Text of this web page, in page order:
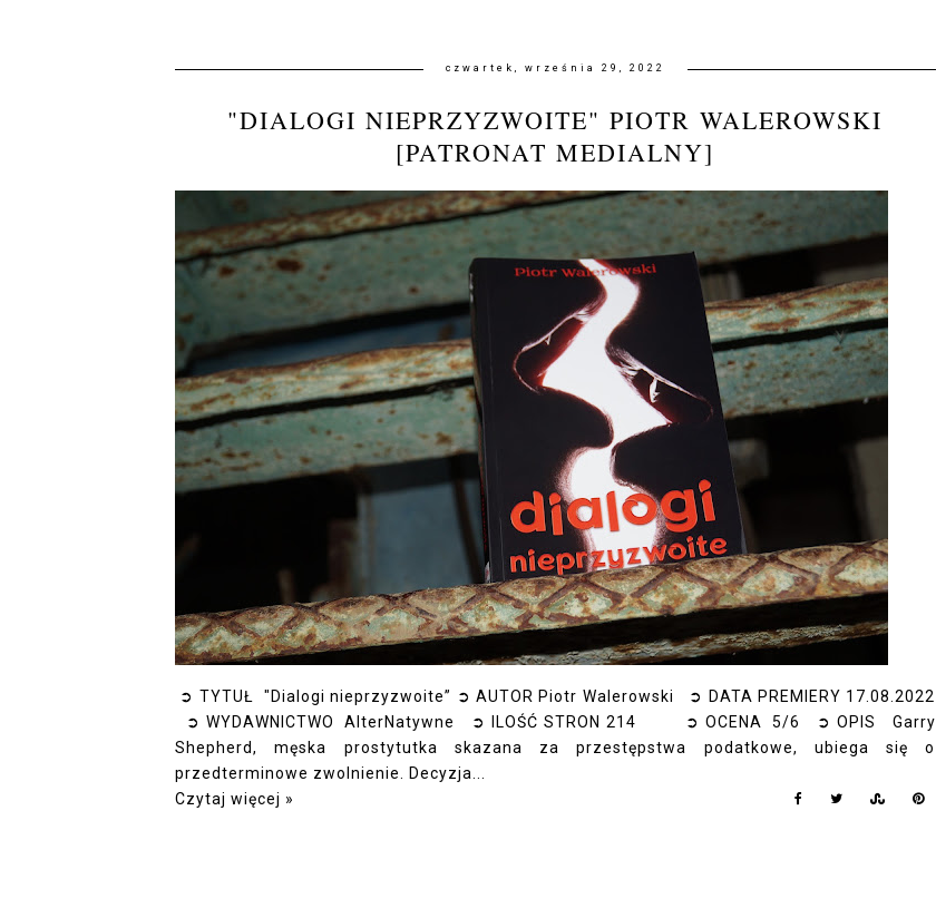
czwartek, września 29, 2022
"DIALOGI NIEPRZYZWOITE" PIOTR WALEROWSKI
[PATRONAT MEDIALNY]
➲ TYTUŁ "Dialogi nieprzyzwoite” ➲ AUTOR Piotr Walerowski ➲ DATA PREMIERY 17.08.2022
➲ WYDAWNICTWO AlterNatywne ➲ ILOŚĆ STRON 214 ➲ OCENA 5/6 ➲ OPIS Garry
Shepherd, męska prostytutka skazana za przestępstwa podatkowe, ubiega się o
przedterminowe zwolnienie. Decyzja...
Czytaj więcej »